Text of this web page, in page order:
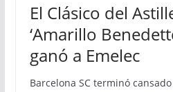
El Clásico del
‘Amarillo
ganó a Emelec
Barcelona SC terminó